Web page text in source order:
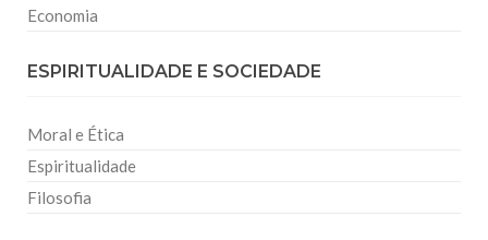
Economia
ESPIRITUALIDADE E SOCIEDADE
Moral e Ética
Espiritualidade
Filosofia